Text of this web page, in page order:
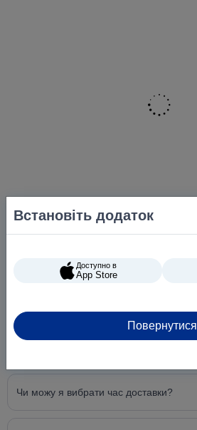
Чи можу я вибрати час доставки?
Встановіть додаток
Доступно в
App Store
Повернутися